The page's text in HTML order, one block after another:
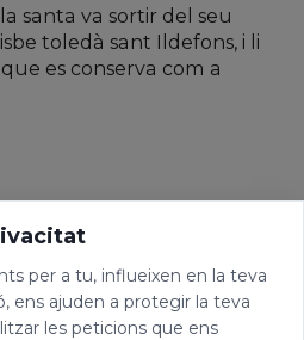
santa va sortir del seu
toledà sant Ildefons, i li
es conserva com a
per a tu, influeixen en la teva
ens ajuden a protegir la teva
les peticions que ens